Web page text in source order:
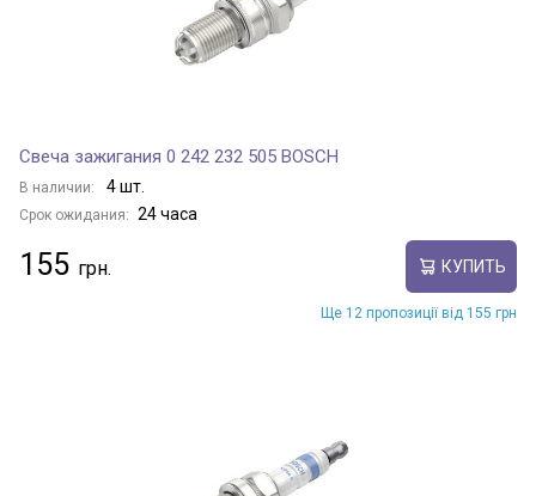
Свеча зажигания 0 242 232 505 BOSCH
В наличии: 4 шт.
Срок ожидания: 24 часа
155 КУПИТЬ
Ще 12 пропозиції від 155 грн